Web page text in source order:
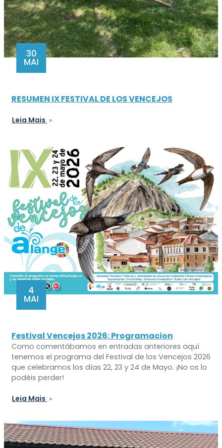
30
MAI
RESUMEN IX FESTIVAL DE LOS VENCEJOS
Leia Mais
4
MAI
Festival Vencejos 2026: Programacion
Como comentábamos en entradas anteriores aquí
tenemos el programa del Festival de los Vencejos 2026
que celebramos los días 22, 23 y 24 de Mayo. ¡No os lo
podéis perder!
Leia Mais